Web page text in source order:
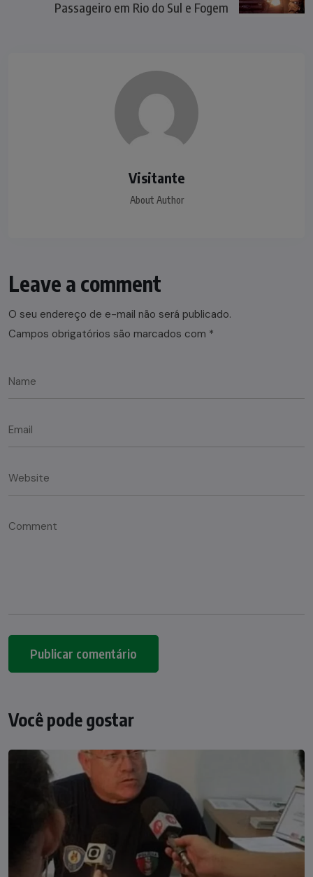
Passageiro em Rio do Sul e Fogem
Visitante
About Author
Leave a comment
O seu endereço de e-mail não será publicado.
Campos obrigatórios são marcados com *
Você pode gostar